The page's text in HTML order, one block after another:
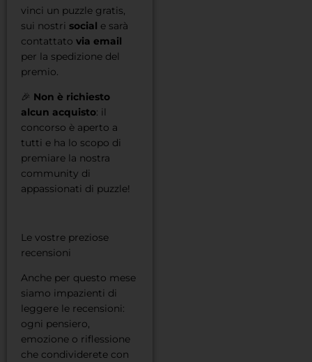
vinci un puzzle gratis,
sui nostri social e sarà
contattato via email
per la spedizione del
premio.
🎉 Non è richiesto
alcun acquisto: il
concorso è aperto a
tutti e ha lo scopo di
premiare la nostra
community di
appassionati di puzzle!
Le vostre preziose
recensioni
Anche per questo mese
siamo impazienti di
leggere le recensioni:
ogni pensiero,
emozione o riflessione
che condividerete con